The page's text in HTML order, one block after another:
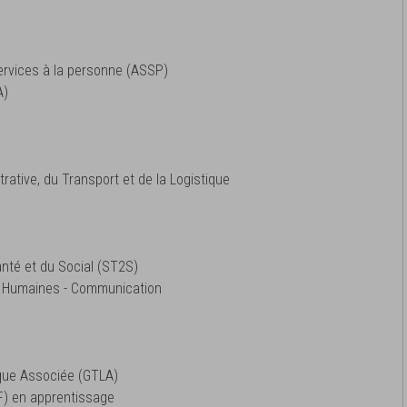
à la personne (ASSP)
du Transport et de la Logistique
et du Social (ST2S)
- Communication
Associée (GTLA)
en apprentissage